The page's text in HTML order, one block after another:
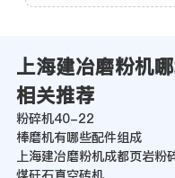
上海建冶磨粉机
相关推荐
粉碎机40-22
棒磨机有哪些配件组成
上海建冶磨粉机成都页岩粉